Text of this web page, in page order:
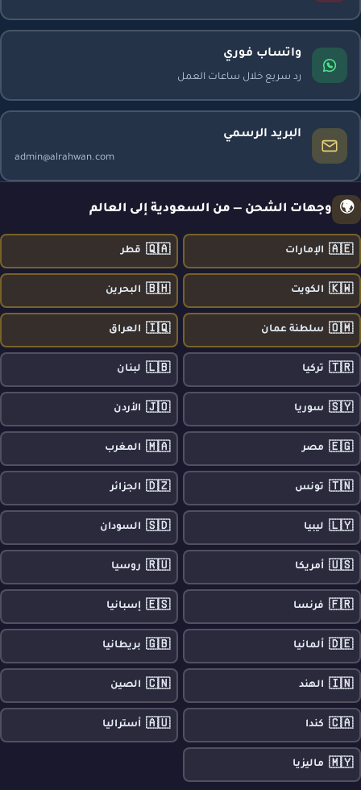
واتساب فوري
رد سريع خلال ساعات العمل
البريد الرسمي
admin@alrahwan.com
🌍 وجهات الشحن — من السعودية إلى العالم
🇦🇪 الإمارات 🇶🇦 قطر
🇰🇼 الكويت 🇧🇭 البحرين
🇴🇲 سلطنة عمان 🇮🇶 العراق
🇹🇷 تركيا 🇱🇧 لبنان
🇸🇾 سوريا 🇯🇴 الأردن
🇪🇬 مصر 🇲🇦 المغرب
🇹🇳 تونس 🇩🇿 الجزائر
🇱🇾 ليبيا 🇸🇩 السودان
🇺🇸 أمريكا 🇷🇺 روسيا
🇫🇷 فرنسا 🇪🇸 إسبانيا
🇩🇪 ألمانيا 🇬🇧 بريطانيا
🇮🇳 الهند 🇨🇳 الصين
🇨🇦 كندا 🇦🇺 أستراليا
🇲🇾 ماليزيا